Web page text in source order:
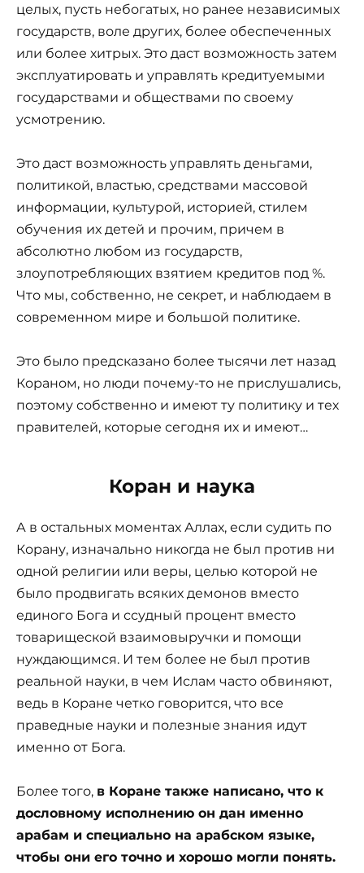
целых, пусть небогатых, но ранее независимых
государств, воле других, более обеспеченных
или более хитрых. Это даст возможность затем
эксплуатировать и управлять кредитуемыми
государствами и обществами по своему
усмотрению.
Это даст возможность управлять деньгами,
политикой, властью, средствами массовой
информации, культурой, историей, стилем
обучения их детей и прочим, причем в
абсолютно любом из государств,
злоупотребляющих взятием кредитов под %.
Что мы, собственно, не секрет, и наблюдаем в
современном мире и большой политике.
Это было предсказано более тысячи лет назад
Кораном, но люди почему-то не прислушались,
поэтому собственно и имеют ту политику и тех
правителей, которые сегодня их и имеют…
Коран и наука
А в остальных моментах Аллах, если судить по
Корану, изначально никогда не был против ни
одной религии или веры, целью которой не
было продвигать всяких демонов вместо
единого Бога и ссудный процент вместо
товарищеской взаимовыручки и помощи
нуждающимся. И тем более не был против
реальной науки, в чем Ислам часто обвиняют,
ведь в Коране четко говорится, что все
праведные науки и полезные знания идут
именно от Бога.
Более того, в Коране также написано, что к
дословному исполнению он дан именно
арабам и специально на арабском языке,
чтобы они его точно и хорошо могли понять.